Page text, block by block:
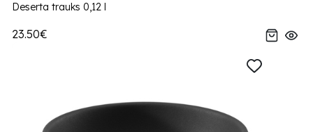
Deserta trauks 0,12 l
23.50€